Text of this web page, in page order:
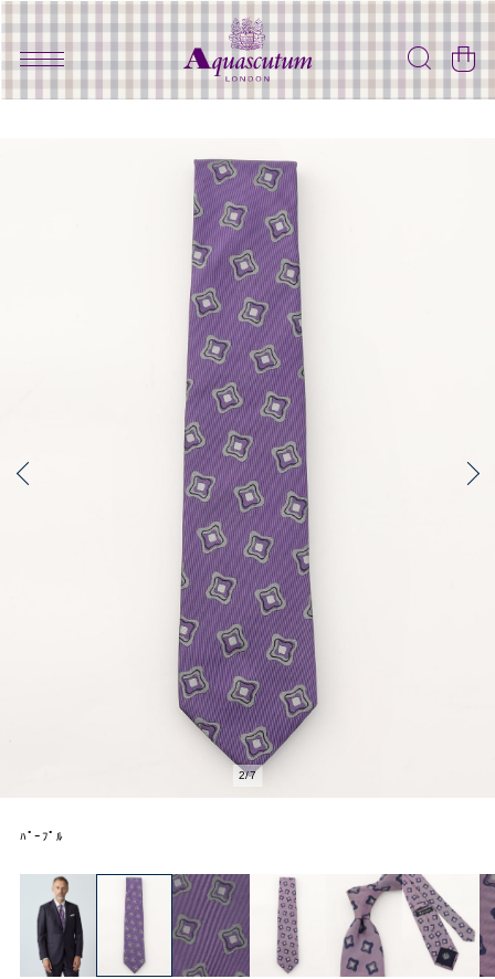
2/7
ﾊﾟｰﾌﾟﾙ